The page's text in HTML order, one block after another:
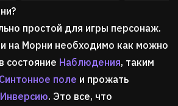
простой для игры персонаж.
на Морни необходимо как можно
состояние Наблюдения, таким
Синтонное поле и прожать
Инверсию. Это все, что